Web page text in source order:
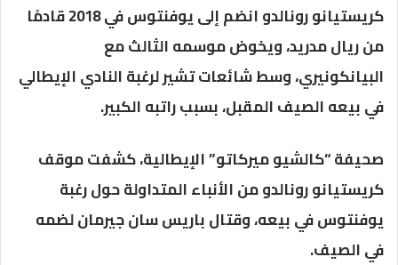
كريستيانو رونالدو انضم إلى يوفنتوس في 2018 قادمًا
من ريال مدريد، ويخوض موسمه الثالث مع
البيانكونيري، وسط شائعات تشير لرغبة النادي الإيطالي
في بيعه الصيف المقبل، بسبب راتبه الكبير.
صحيفة “كالشيو ميركاتو” الإيطالية، كشفت موقف
كريستيانو رونالدو من الأنباء المتداولة حول رغبة
يوفنتوس في بيعه، وقتال باريس سان جيرمان لضمه
في الصيف.